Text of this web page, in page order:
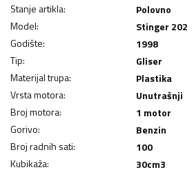
Stanje artikla:
Polovno
Model:
Stinger 202
Godište:
1998
Tip:
Gliser
Materijal trupa:
Plastika
Vrsta motora:
Unutrašnji
Broj motora:
1 motor
Gorivo:
Benzin
Broj radnih sati:
100
Kubikaža: 30cm3